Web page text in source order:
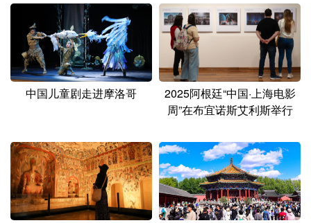
中国儿童剧走进摩洛哥
2025阿根廷“中国·上海电影
周”在布宜诺斯艾利斯举行